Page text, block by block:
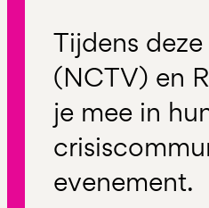
Tijdens
(NCTV) en
je mee in
evenement.